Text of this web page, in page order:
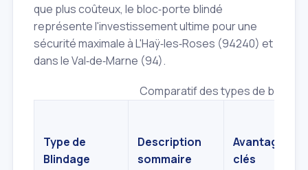
que plus coûteux, le bloc‑porte blindé
représente l'investissement ultime pour une
sécurité maximale à L'Haÿ‑les‑Roses (94240) et
dans le Val‑de‑Marne (94).
Comparatif des types de
Type de
Blindage
Description
sommaire
Avantages
clés